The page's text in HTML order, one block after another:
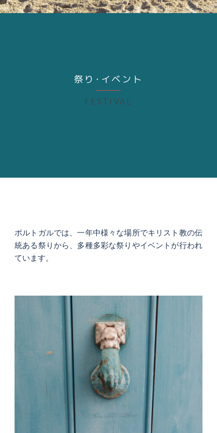
祭り･イベント
FESTIVAL
ポルトガルでは、一年中様々な場所でキリスト教の伝
統ある祭りから、多種多彩な祭りやイベントが行われ
ています。